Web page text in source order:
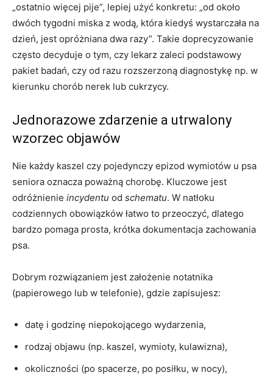
„ostatnio więcej pije”, lepiej użyć konkretu: „od około
dwóch tygodni miska z wodą, która kiedyś wystarczała na
dzień, jest opróżniana dwa razy”. Takie doprecyzowanie
często decyduje o tym, czy lekarz zaleci podstawowy
pakiet badań, czy od razu rozszerzoną diagnostykę np. w
kierunku chorób nerek lub cukrzycy.
Jednorazowe zdarzenie a utrwalony
wzorzec objawów
Nie każdy kaszel czy pojedynczy epizod wymiotów u psa
seniora oznacza poważną chorobę. Kluczowe jest
odróżnienie incydentu od schematu. W natłoku
codziennych obowiązków łatwo to przeoczyć, dlatego
bardzo pomaga prosta, krótka dokumentacja zachowania
psa.
Dobrym rozwiązaniem jest założenie notatnika
(papierowego lub w telefonie), gdzie zapisujesz:
datę i godzinę niepokojącego wydarzenia,
rodzaj objawu (np. kaszel, wymioty, kulawizna),
okoliczności (po spacerze, po posiłku, w nocy),